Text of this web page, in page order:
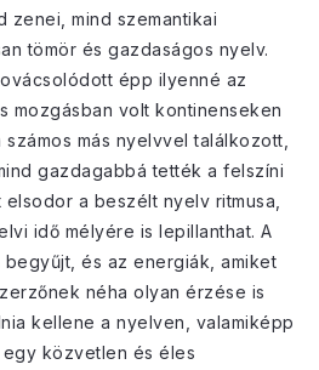
zenei, mind szemantikai
tömör és gazdaságos nyelv.
épp ilyenné az
mozgásban volt kontinenseken
más nyelvvel találkozott,
gazdagabbá tették a felszíni
a beszélt nyelv ritmusa,
idő mélyére is lepillanthat. A
és az energiák, amiket
néha olyan érzése is
kellene a nyelven, valamiképp
közvetlen és éles